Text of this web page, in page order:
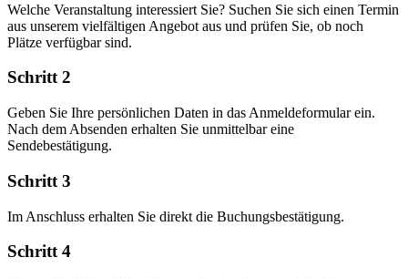
Welche Veranstaltung interessiert Sie? Suchen Sie sich einen Termin
aus unserem vielfältigen Angebot aus und prüfen Sie, ob noch
Plätze verfügbar sind.
Schritt 2
Geben Sie Ihre persönlichen Daten in das Anmeldeformular ein.
Nach dem Absenden erhalten Sie unmittelbar eine
Sendebestätigung.
Schritt 3
Im Anschluss erhalten Sie direkt die Buchungsbestätigung.
Schritt 4